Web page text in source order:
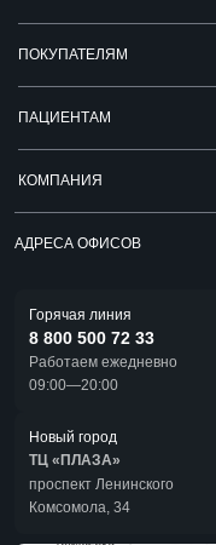
ПОКУПАТЕЛЯМ
ПАЦИЕНТАМ
КОМПАНИЯ
АДРЕСА ОФИСОВ
Горячая линия
8 800 500 72 33
Работаем ежедневно
09:00—20:00
Новый город
ТЦ «ПЛАЗА»
проспект Ленинского
Комсомола, 34